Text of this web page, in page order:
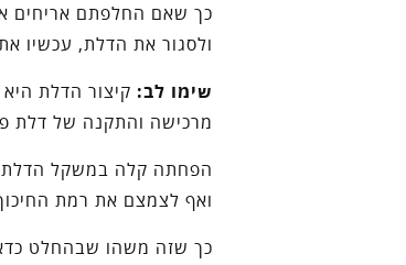
כך שאם החלפתם אריחים
ולסגור את הדלת, עכשיו
שימו לב: קיצור הדלת
מרכישה והתקנה של דלת
הפחתה קלה במשקל הדלת
ואף לצמצם את רמת
כך שזה משהו שבהחלט